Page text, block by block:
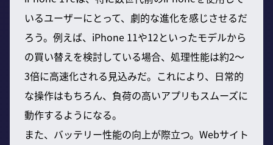
いるユーザーにとって、劇的な進化を感じさせるだ
ろう。例えば、iPhone 11や12といったモデルから
の買い替えを検討している場合、処理性能は約2〜
3倍に高速化される見込みだ。これにより、日常的
な操作はもちろん、負荷の高いアプリもスムーズに
動作するようになる。
また、バッテリー性能の向上が際立つ。Webサイト